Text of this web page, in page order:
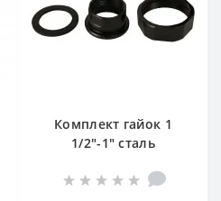
Комплект гайок 1
1/2″-1″ сталь